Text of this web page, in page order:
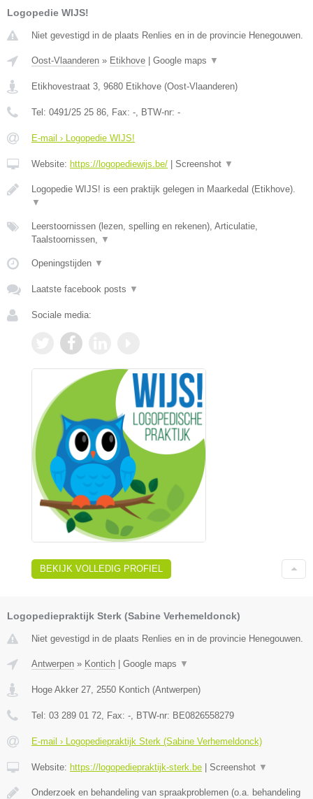
Logopedie WIJS!
Niet gevestigd in de plaats Renlies en in de provincie Henegouwen.
Oost-Vlaanderen » Etikhove Google maps ▼
Etikhovestraat 3, 9680 Etikhove (Oost-Vlaanderen)
Tel: 0491/25 25 86, Fax: -, BTW-nr: -
E-mail › Logopedie WIJS!
Website: https://logopediewijs.be/ Screenshot ▼
Logopedie WIJS! is een praktijk gelegen in Maarkedal (Etikhove).
▼
Leerstoornissen (lezen, spelling en rekenen), Articulatie,
Taalstoornissen, ▼
Openingstijden ▼
Laatste facebook posts ▼
Sociale media:
BEKIJK VOLLEDIG PROFIEL
Logopediepraktijk Sterk (Sabine Verhemeldonck)
Niet gevestigd in de plaats Renlies en in de provincie Henegouwen.
Antwerpen » Kontich Google maps ▼
Hoge Akker 27, 2550 Kontich (Antwerpen)
Tel: 03 289 01 72, Fax: -, BTW-nr: BE0826558279
E-mail › Logopediepraktijk Sterk (Sabine Verhemeldonck)
Website: https://logopediepraktijk-sterk.be Screenshot ▼
Onderzoek en behandeling van spraakproblemen (o.a. behandeling